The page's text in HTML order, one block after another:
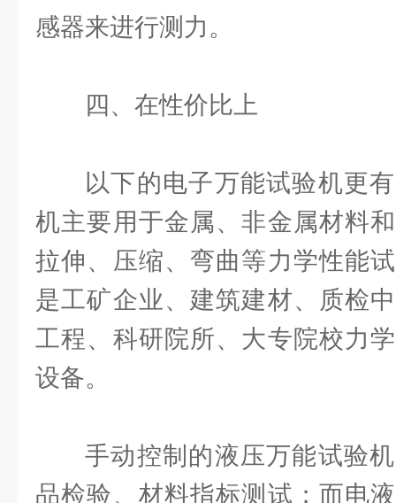
感器来进行测力。
四、在性价比上
以下的电子万能试验机更
机主要用于金属、非金属材料
拉伸、压缩、弯曲等力学性能
是工矿企业、建筑建材、质检
工程、科研院所、大专院校力
设备。
手动控制的液压万能试验
品检验、材料指标测试；而电